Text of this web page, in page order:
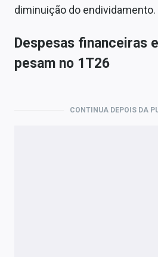
diminuição do endividamento.
Despesas financeiras
pesam no 1T26
CONTINUA DEPOIS DA